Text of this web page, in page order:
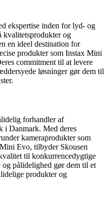
ekspertise inden for lyd- og
kvalitetsprodukter og
en ideel destination for
produkter som Instax Mini
commitment til at levere
løsninger gør dem til
forhandler af
i Danmark. Med deres
kameraprodukter som
Evo, tilbyder Skousen
til konkurrencedygtige
og pålidelighed gør dem til et
produkter og